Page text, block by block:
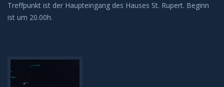
Treffpunkt ist der Haupteingang des Hauses St. Rupert. Beginn
ist um 20.00h.